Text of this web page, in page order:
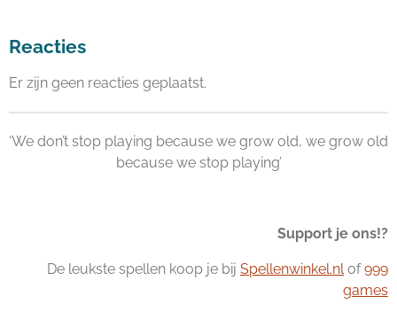
Reacties
Er zijn geen reacties geplaatst.
‘We don’t stop playing because we grow old, we grow old
because we stop playing’
Support je ons!?
De leukste spellen koop je bij Spellenwinkel.nlof999
games